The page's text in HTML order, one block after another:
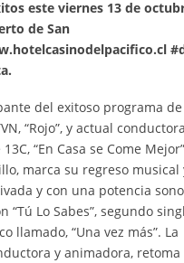
este viernes 13 de
de San
del exitoso programa de
“Rojo”, y actual
“En Casa se Come
marca su regreso musical
y con una potencia
“Tú Lo Sabes”, segundo
llamado, “Una vez más”. La
y animadora, retoma